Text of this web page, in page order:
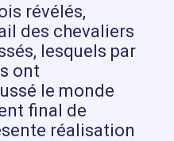
révélés,
des chevaliers
lesquels par
ont
le monde
final de
réalisation